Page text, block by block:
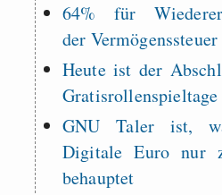
64% für
der Vermögenssteuer
Heute ist der
GNU Taler ist,
Digitale Euro nur
behauptet